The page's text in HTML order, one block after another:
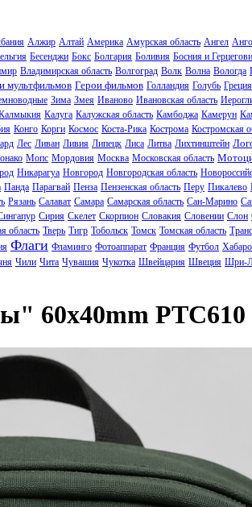
Алжир Алтай Америка Амурская область Ангел
Бесенджи Бокс Болгария Боливия Босния и
Владимирская область Волгоград Волк Волна Вологда
мультфильмов Герои фильмов Голландия Голубь Греция
Зима Змея Иваново Ивановская область
Калуга Калужская область Камбоджа Камерун
Конго Корги Космос Коста-Рика Кострома Костромская
Лес Ливан Ливия Липецк Лиса Литва Лихтинштейн
Мопс Мордовия Москва Московская область
Никарагуа Новгород Новгородская область
Панда Парагвай Пенза Пензенская область Перу Пикалево
Рязань Салават Самара Самарская область Сан-Марино
Сирия Скелет Скорпион Словакия Словении Слон
область Тверь Тигр Тобольск Томск Томская область
Флаги Фламинго Фотоаппарат Франция Футбол
Чили Чита Чувашия Чукотка Швейцария Швеция Шри-
60x40mm PTC610